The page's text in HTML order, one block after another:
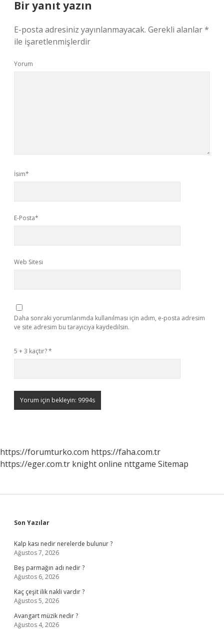
Bir yanıt yazın
E-posta adresiniz yayınlanmayacak. Gerekli alanlar*
ile işaretlenmişlerdir
Yorum
İsim*
E-Posta*
Web Sitesi
Daha sonraki yorumlarımda kullanılması için adım, e-posta adresim
ve site adresim bu tarayıcıya kaydedilsin.
5 + 3 kaçtır?*
https://forumturko.com https://faha.com.tr
https://eger.com.tr knight online nttgame Sitemap
Sidebar
Son Yazılar
Kalp kası nedir nerelerde bulunur ?
Ağustos 7, 2026
Beş parmağın adı nedir ?
Ağustos 6, 2026
Kaç çeşit ilik nakli vardır ?
Ağustos 5, 2026
Avangart müzik nedir ?
Ağustos 4, 2026